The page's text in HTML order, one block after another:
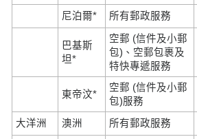
尼泊爾* 所有郵政服務
巴基斯
坦*
空郵 (信件及小郵
包)、空郵包裹及
特快專遞服務
東帝汶*
空郵 (信件及小郵
包)服務
大洋洲
澳洲 所有郵政服務